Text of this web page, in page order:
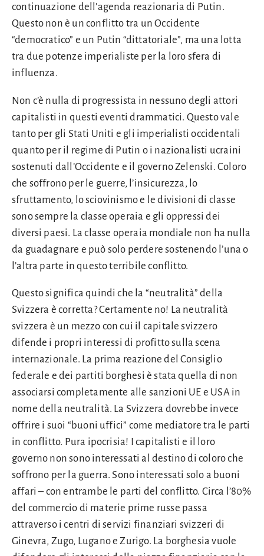
continuazione dell’agenda reazionaria di Putin.
Questo non è un conflitto tra un Occidente
“democratico” e un Putin “dittatoriale”, ma una lotta
tra due potenze imperialiste per la loro sfera di
influenza.
Non c’è nulla di progressista in nessuno degli attori
capitalisti in questi eventi drammatici. Questo vale
tanto per gli Stati Uniti e gli imperialisti occidentali
quanto per il regime di Putin o i nazionalisti ucraini
sostenuti dall’Occidente e il governo Zelenski. Coloro
che soffrono per le guerre, l’insicurezza, lo
sfruttamento, lo sciovinismo e le divisioni di classe
sono sempre la classe operaia e gli oppressi dei
diversi paesi. La classe operaia mondiale non ha nulla
da guadagnare e può solo perdere sostenendo l’una o
l’altra parte in questo terribile conflitto.
Questo significa quindi che la “neutralità” della
Svizzera è corretta? Certamente no! La neutralità
svizzera è un mezzo con cui il capitale svizzero
difende i propri interessi di profitto sulla scena
internazionale. La prima reazione del Consiglio
federale e dei partiti borghesi è stata quella di non
associarsi completamente alle sanzioni UE e USA in
nome della neutralità. La Svizzera dovrebbe invece
offrire i suoi “buoni uffici” come mediatore tra le parti
in conflitto. Pura ipocrisia! I capitalisti e il loro
governo non sono interessati al destino di coloro che
soffrono per la guerra. Sono interessati solo a buoni
affari – con entrambe le parti del conflitto. Circa l’80%
del commercio di materie prime russe passa
attraverso i centri di servizi finanziari svizzeri di
Ginevra, Zugo, Lugano e Zurigo. La borghesia vuole